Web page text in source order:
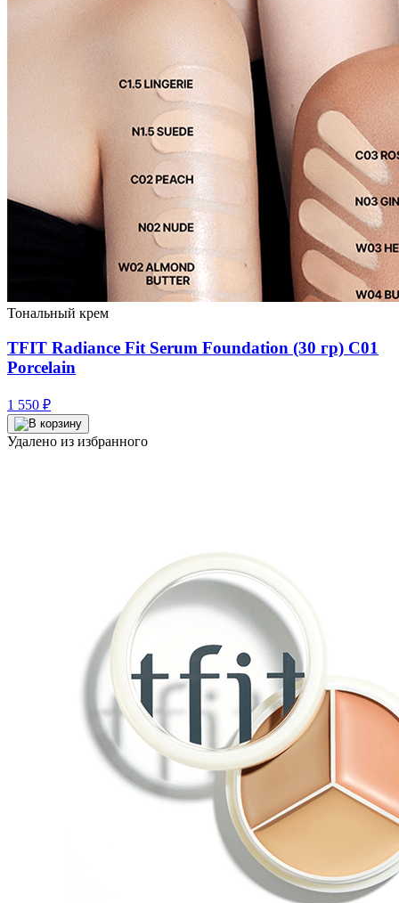
Тональный крем
TFIT Radiance Fit Serum Foundation (30 гр) C01
Porcelain
1 550 ₽
Удалено из избранного